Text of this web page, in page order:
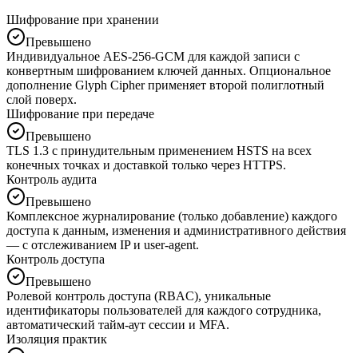
Шифрование при хранении
Превышено
Индивидуальное AES-256-GCM для каждой записи с
конвертным шифрованием ключей данных. Опциональное
дополнение Glyph Cipher применяет второй полиглотный
слой поверх.
Шифрование при передаче
Превышено
TLS 1.3 с принудительным применением HSTS на всех
конечных точках и доставкой только через HTTPS.
Контроль аудита
Превышено
Комплексное журналирование (только добавление) каждого
доступа к данным, изменения и административного действия
— с отслеживанием IP и user-agent.
Контроль доступа
Превышено
Ролевой контроль доступа (RBAC), уникальные
идентификаторы пользователей для каждого сотрудника,
автоматический тайм-аут сессии и MFA.
Изоляция практик